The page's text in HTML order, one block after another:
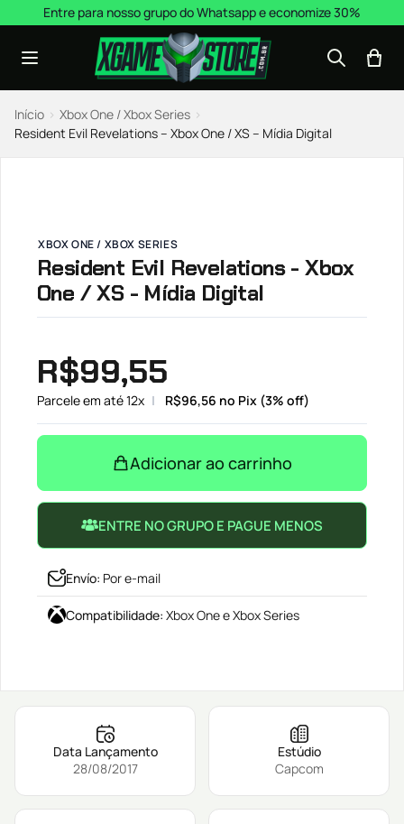
Pular para o conteúdo
Entre para nosso grupo do Whatsapp e economize 30%
Início › Xbox One / Xbox Series ›
Resident Evil Revelations – Xbox One / XS – Mídia Digital
XBOX ONE / XBOX SERIES
Resident Evil Revelations - Xbox
One / XS - Mídia Digital
R$99,55
Parcele em até 12x R$96,56 no Pix (3% off)
Adicionar ao carrinho
ENTRE NO GRUPO E PAGUE MENOS
Envío: Por e-mail
Compatibilidade: Xbox One e Xbox Series
Data Lançamento
28/08/2017
Estúdio
Capcom